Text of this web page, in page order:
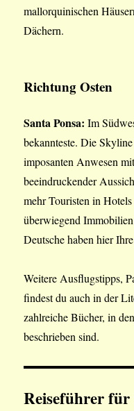
mallorquinischen
Dächern.
Richtung Osten
Santa Ponsa: Im
bekannteste. Die
imposanten Anwesen
beeindruckender
mehr Touristen in
überwiegend
Deutsche haben hier
Weitere Ausflugstipps,
findest du auch in der
zahlreiche Bücher, in
beschrieben sind.
Reiseführer